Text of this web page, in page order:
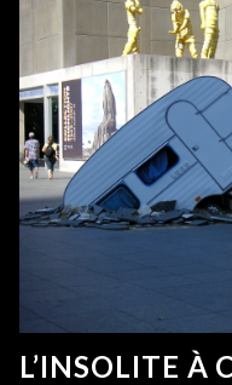
L’INSOLITE À